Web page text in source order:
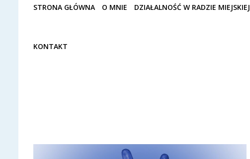
STRONA GŁÓWNA O MNIE DZIAŁALNOŚĆ W RADZIE MIEJSKIEJ
KONTAKT